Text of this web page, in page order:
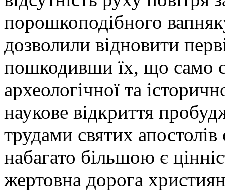
порошкоподібного
дозволили відновити
пошкодивши їх, що само
археологічної та
наукове відкриття
трудами святих
набагато більшою є
жертовна дорога